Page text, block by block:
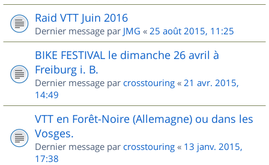
Raid VTT Juin 2016
Dernier message par JMG « 25 août 2015, 11:25
BIKE FESTIVAL le dimanche 26 avril à
Freiburg i. B.
Dernier message par crosstouring « 21 avr. 2015,
14:49
VTT en Forêt-Noire (Allemagne) ou dans les
Vosges.
Dernier message par crosstouring « 13 janv. 2015,
17:38